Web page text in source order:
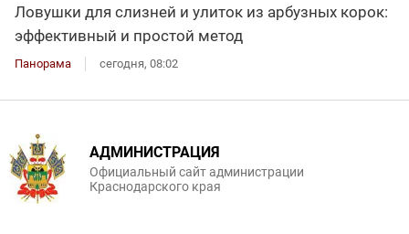
Ловушки для слизней и улиток из арбузных корок:
эффективный и простой метод
Панорама сегодня, 08:02
АДМИНИСТРАЦИЯ
Официальный сайт администрации
Краснодарского края